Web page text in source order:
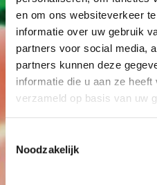
en om ons websiteverkeer
informatie over uw gebruik
partners voor social media,
partners kunnen deze
informatie die u aan ze
verzameld op basis van uw
Toestemmingsselectie
Noodzakelijk
CIJFERSTER 6
1,29